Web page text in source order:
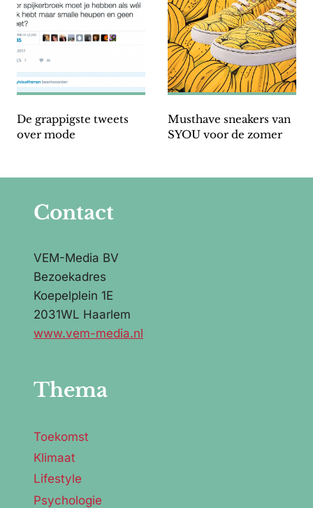
De grappigste tweets
over mode
Musthave sneakers van
SYOU voor de zomer
Contact
VEM-Media BV
Bezoekadres
Koepelplein 1E
2031WL Haarlem
www.vem-media.nl
Thema
Toekomst
Klimaat
Lifestyle
Psychologie